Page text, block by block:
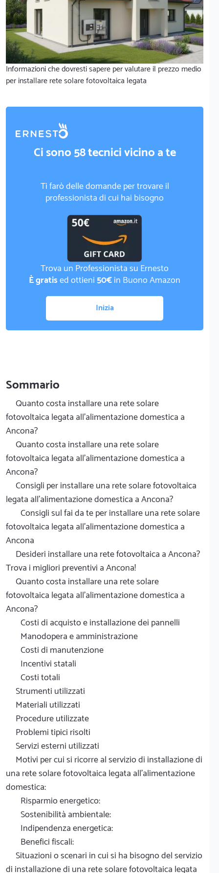
Informazioni che dovresti sapere per valutare il prezzo medio
per installare rete solare fotovoltaica legata
Ci sono 58 tecnici vicino a te
Ti farò delle domande per trovare il
professionista di cui hai bisogno
Trova un Professionista su Ernesto
È gratised ottieni50€in Buono Amazon
Inizia
Sommario
Quanto costa installare una rete solare
fotovoltaica legata all'alimentazione domestica a
Ancona?
Quanto costa installare una rete solare
fotovoltaica legata all'alimentazione domestica a
Ancona?
Consigli per installare una rete solare fotovoltaica
legata all'alimentazione domestica a Ancona?
Consigli sul fai da te per installare una rete solare
fotovoltaica legata all'alimentazione domestica a
Ancona
Desideri installare una rete fotovoltaica a Ancona?
Trova i migliori preventivi a Ancona!
Quanto costa installare una rete solare
fotovoltaica legata all'alimentazione domestica a
Ancona?
Costi di acquisto e installazione dei pannelli
Manodopera e amministrazione
Costi di manutenzione
Incentivi statali
Costi totali
Strumenti utilizzati
Materiali utilizzati
Procedure utilizzate
Problemi tipici risolti
Servizi esterni utilizzati
Motivi per cui si ricorre al servizio di installazione di
una rete solare fotovoltaica legata all'alimentazione
domestica:
Risparmio energetico:
Sostenibilità ambientale:
Indipendenza energetica:
Benefici fiscali:
Situazioni o scenari in cui si ha bisogno del servizio
di installazione di una rete solare fotovoltaica legata